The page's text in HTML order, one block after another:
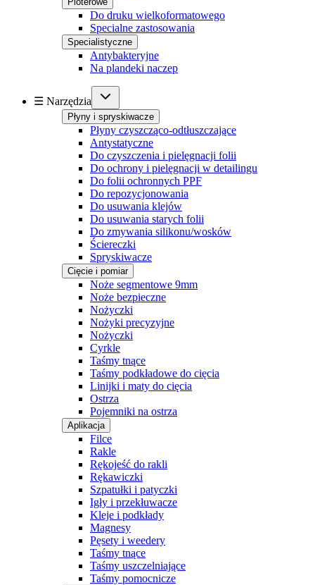
Do druku wielkoformatowego
Specialne zastosowania
Specialistyczne
Antybakteryjne
Na plandeki naczep
☰ Narzędzia
Płyny i spryskiwacze
Płyny czyszcząco-odtłuszczające
Antystatyczne
Do czyszczenia i pielęgnacji folii
Do ochrony i pielęgnacji w detailingu
Do folii ochronnych PPF
Do repozycjonowania
Do usuwania klejów
Do usuwania starych folii
Do zmywania silikonu/wosków
Ściereczki
Spryskiwacze
Cięcie i pomiar
Noże segmentowe 9mm
Noże bezpieczne
Nożyczki
Nożyki precyzyjne
Nożyczki
Cyrkle
Taśmy tnące
Taśmy podkładowe do cięcia
Linijki i maty do cięcia
Ostrza
Pojemniki na ostrza
Aplikacja
Filce
Rakle
Rękojeść do rakli
Rękawiczki
Szpatułki i patyczki
Igły i przekłuwacze
Kleje i podkłady
Magnesy
Pęsety i weedery
Taśmy tnące
Taśmy uszczelniające
Taśmy pomocnicze